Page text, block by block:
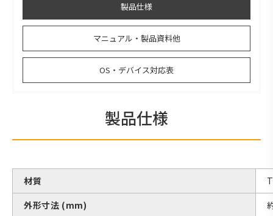
製品仕様
マニュアル・製品資料他
OS・デバイス対応表
製品仕様
材質
外形寸法 (mm)